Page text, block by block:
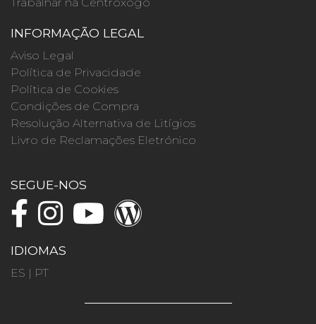
INFORMAÇÃO LEGAL
Aviso Legal
Política de Privacidade
Política de Cookies
Condições de Compra
Resolução Alternativa de Litígios
Livro de Reclamações Eletrónico
SEGUE-NOS
IDIOMAS
ES | PT